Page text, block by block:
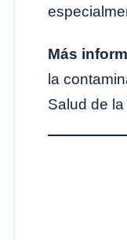
Más
la
Salud de la